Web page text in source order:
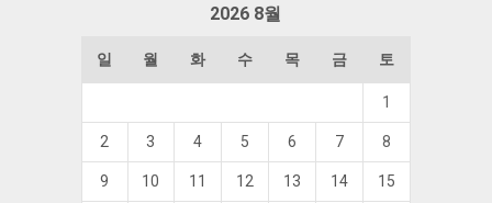
2026 8월
일 월 화 수 목 금 토
1
2 3 4 5 6 7 8
9 10 11 12 13 14 15